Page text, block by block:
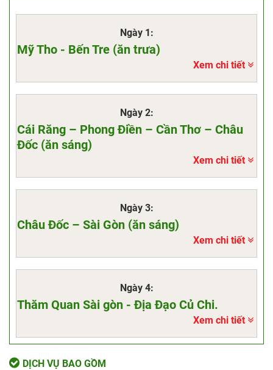
​​​​​​​Ngày 1:
Mỹ Tho - Bến Tre (ăn trưa)
Xem chi tiết
Ngày 2:
Cái Răng – Phong Điền – Cần Thơ – Châu
Đốc (ăn sáng)
Xem chi tiết
Ngày 3:
Châu Đốc – Sài Gòn (ăn sáng)
Xem chi tiết
Ngày 4:
Thăm Quan Sài gòn - Địa Đạo Củ Chi.
Xem chi tiết
DỊCH VỤ BAO GỒM